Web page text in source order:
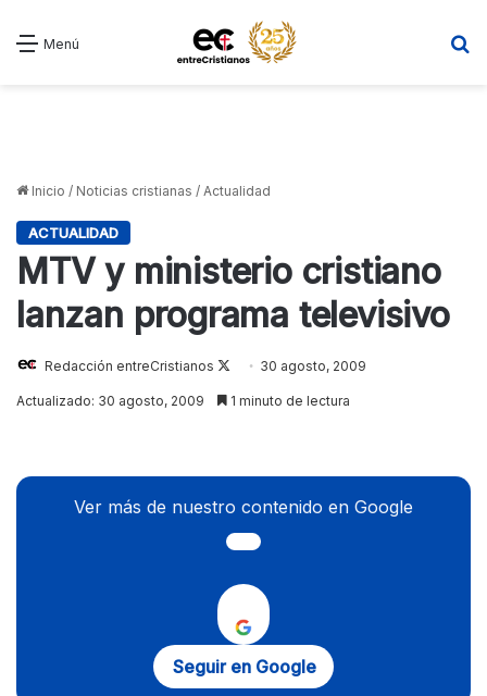
Menú
Inicio / Noticias cristianas / Actualidad
ACTUALIDAD
MTV y ministerio cristiano
lanzan programa televisivo
Redacción entreCristianos
Follow
on
30 agosto, 2009
Actualizado: 30 agosto, 2009 1 minuto de lectura
Ver más de nuestro contenido en Google
Seguir en Google